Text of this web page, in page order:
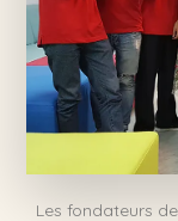
Les fondateurs